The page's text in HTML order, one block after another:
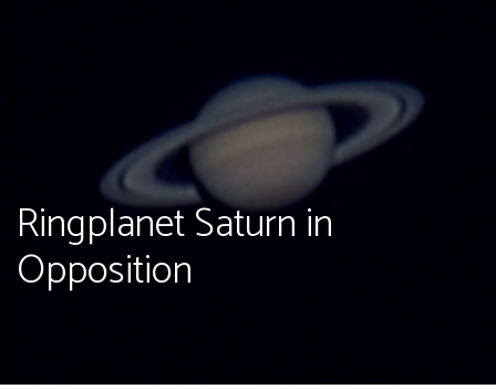
Ringplanet Saturn in
Opposition